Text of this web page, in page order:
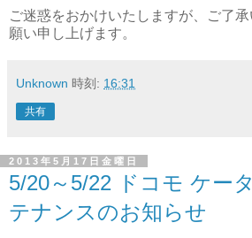
ご迷惑をおかけいたしますが、ご了
願い申し上げます。
Unknown 時刻: 16:31
共有
2013年5月17日金曜日
5/20～5/22 ドコモ ケー
テナンスのお知らせ